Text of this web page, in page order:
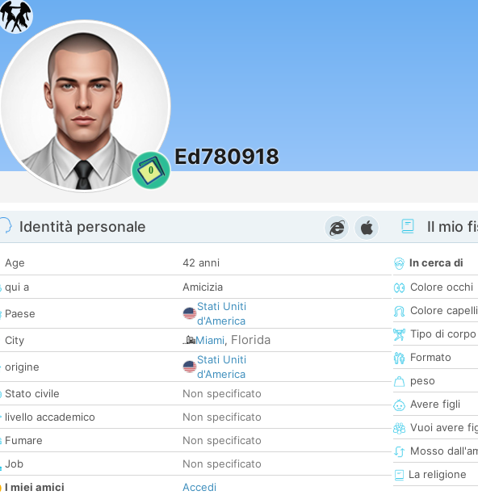
0
Ed780918
Identità personale
Age
42 anni
qui a
Amicizia
Paese
Stati Uniti
d'America
City
Miami, Florida
origine
Stati Uniti
d'America
Stato civile
Non specificato
livello accademico
Non specificato
Fumare
Non specificato
Job
Non specificato
I miei amici
Accedi
Il mio
In cerca di
Colore occhi
Colore capelli
Tipo di corpo
Formato
peso
Avere figli
Vuoi avere
Mosso
La religione